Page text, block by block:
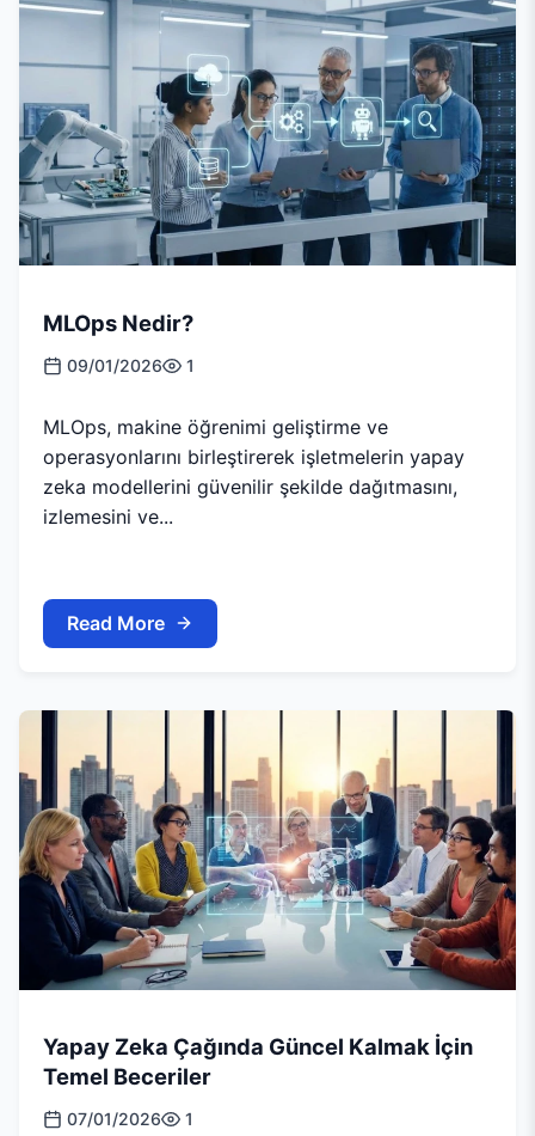
MLOps Nedir?
09/01/2026 1
MLOps, makine öğrenimi geliştirme ve
operasyonlarını birleştirerek işletmelerin yapay
zeka modellerini güvenilir şekilde dağıtmasını,
izlemesini ve...
Read More
Yapay Zeka Çağında Güncel Kalmak İçin
Temel Beceriler
07/01/2026 1